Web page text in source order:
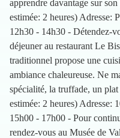
apprendre davantage sur
estimée: 2 heures) Adresse:
12h30 - 14h30 - Détendez-
déjeuner au restaurant Le
traditionnel propose une
ambiance chaleureuse. Ne
spécialité, la truffade, un
estimée: 2 heures) Adresse:
15h00 - 17h00 - Pour
rendez-vous au Musée de